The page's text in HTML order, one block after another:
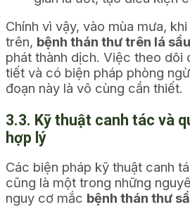
Chính vì vậy, vào mùa mưa,
trên, bệnh thán thư trên lá
phát thành dịch. Việc theo dõi
tiết và có biện pháp phòng
đoạn này là vô cùng cần thiết.
3.3. Kỹ thuật canh tác và
hợp lý
Các biện pháp kỹ thuật canh
cũng là một trong những
nguy cơ mắc bệnh thán thư